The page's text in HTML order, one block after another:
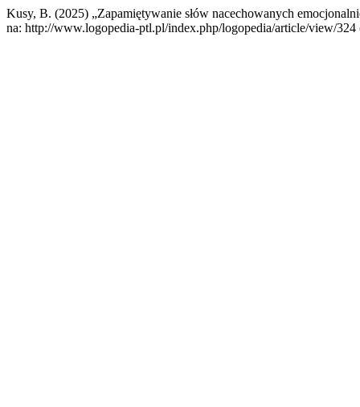
Kusy, B. (2025) „Zapamiętywanie słów nacechowanych
na: http://www.logopedia-ptl.pl/index.php/logopedia/article/view/